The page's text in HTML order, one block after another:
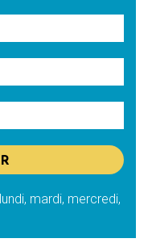
mardi, mercredi,